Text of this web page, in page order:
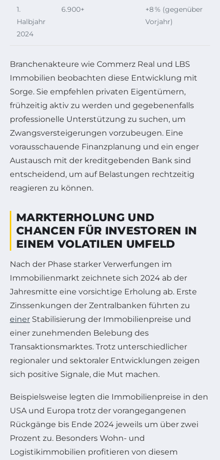
1.
Halbjahr
2024
6.900+
+8 % (gegenüber
Vorjahr)
Branchenakteure wie Commerz Real und LBS
Immobilien beobachten diese Entwicklung mit
Sorge. Sie empfehlen privaten Eigentümern,
frühzeitig aktiv zu werden und gegebenenfalls
professionelle Unterstützung zu suchen, um
Zwangsversteigerungen vorzubeugen. Eine
vorausschauende Finanzplanung und ein enger
Austausch mit der kreditgebenden Bank sind
entscheidend, um auf Belastungen rechtzeitig
reagieren zu können.
MARKTERHOLUNG UND
CHANCEN FÜR INVESTOREN IN
EINEM VOLATILEN UMFELD
Nach der Phase starker Verwerfungen im
Immobilienmarkt zeichnete sich 2024 ab der
Jahresmitte eine vorsichtige Erholung ab. Erste
Zinssenkungen der Zentralbanken führten zu
einer Stabilisierung der Immobilienpreise und
einer zunehmenden Belebung des
Transaktionsmarktes. Trotz unterschiedlicher
regionaler und sektoraler Entwicklungen zeigen
sich positive Signale, die Mut machen.
Beispielsweise legten die Immobilienpreise in den
USA und Europa trotz der vorangegangenen
Rückgänge bis Ende 2024 jeweils um über zwei
Prozent zu. Besonders Wohn- und
Logistikimmobilien profitieren von diesem